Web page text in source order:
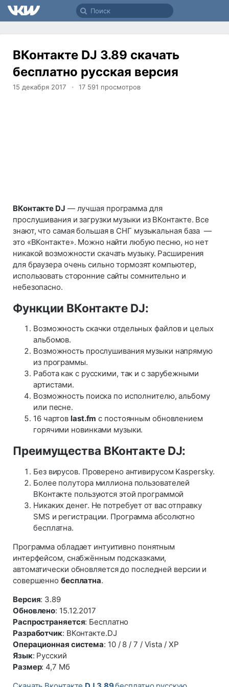
ВКонтакте DJ 3.89 скачать
бесплатно русская версия
15 декабря 2017 17 591 просмотров
ВКонтакте DJ — лучшая программа для
прослушивания и загрузки музыки из ВКонтакте. Все
знают, что самая большая в СНГ музыкальная база —
это «ВКонтакте». Можно найти любую песню, но нет
никакой возможности скачать музыку. Расширения
для браузера очень сильно тормозят компьютер,
использовать сторонние сайты сомнительно и
небезопасно.
Функции ВКонтакте DJ:
Возможность скачки отдельных файлов и целых
альбомов.
Возможность прослушивания музыки напрямую
из программы.
Работа как с русскими, так и с зарубежными
артистами.
Возможность поиска по исполнителю, альбому
или песне.
16 чартов last.fm с постоянным обновлением
горячими новинками музыки.
Преимущества ВКонтакте DJ:
Без вирусов. Проверено антивирусом Kaspersky.
Более полутора миллиона пользователей
ВКонтакте пользуются этой программой
Никаких денег. Не потребует от вас отправку
SMS и регистрации. Программа абсолютно
бесплатна.
Программа обладает интуитивно понятным
интерфейсом, снабжённым подсказками,
автоматически обновляется до последней версии и
совершенно бесплатна.
Версия: 3.89
Обновлено: 15.12.2017
Распространяется: Бесплатно
Разработчик: ВКонтакте.DJ
Операционная система: 10 / 8 / 7 / Vista / XP
Язык: Русский
Размер: 4,7 Мб